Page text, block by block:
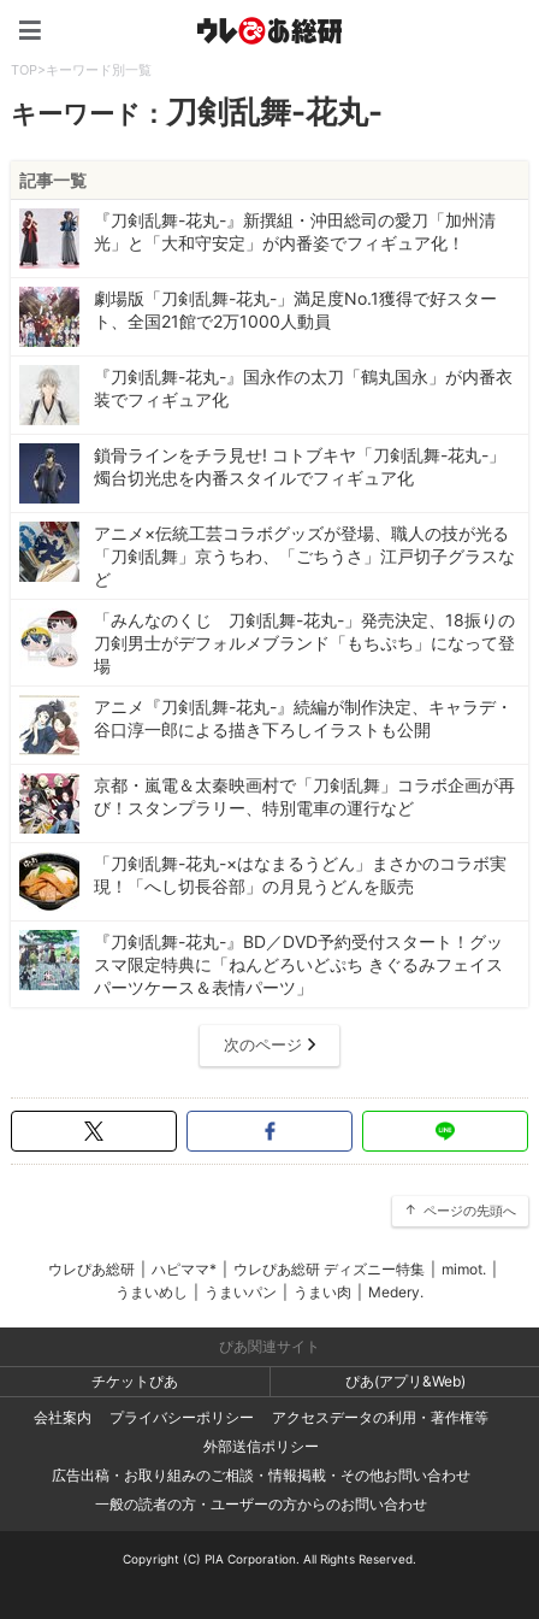
TOP>キーワード別一覧
キーワード： 刀剣乱舞-花丸-
記事一覧
『刀剣乱舞-花丸-』新撰組・沖田総司の愛刀「加州清
光」と「大和守安定」が内番姿でフィギュア化！
劇場版「刀剣乱舞-花丸-」満足度No.1獲得で好スター
ト、全国21館で2万1000人動員
『刀剣乱舞-花丸-』国永作の太刀「鶴丸国永」が内番衣
装でフィギュア化
鎖骨ラインをチラ見せ! コトブキヤ「刀剣乱舞-花丸-」
燭台切光忠を内番スタイルでフィギュア化
アニメ×伝統工芸コラボグッズが登場、職人の技が光る
「刀剣乱舞」京うちわ、「ごちうさ」江戸切子グラスな
ど
「みんなのくじ 刀剣乱舞-花丸-」発売決定、18振りの
刀剣男士がデフォルメブランド「もちぷち」になって登
場
アニメ『刀剣乱舞-花丸-』続編が制作決定、キャラデ・
谷口淳一郎による描き下ろしイラストも公開
京都・嵐電＆太秦映画村で「刀剣乱舞」コラボ企画が再
び！スタンプラリー、特別電車の運行など
「刀剣乱舞-花丸-×はなまるうどん」まさかのコラボ実
現！「へし切長谷部」の月見うどんを販売
『刀剣乱舞-花丸-』BD／DVD予約受付スタート！グッ
スマ限定特典に「ねんどろいどぷち きぐるみフェイス
パーツケース＆表情パーツ」
次のページ
ページの先頭へ
ウレぴあ総研 ハピママ* ウレぴあ総研 ディズニー特集 mimot.
うまいめし
うまいパン うまい肉 Medery.
ぴあ関連サイト
チケットぴあ
ぴあ(アプリ&Web)
会社案内
プライバシーポリシー
アクセスデータの利用・著作権等
外部送信ポリシー
広告出稿・お取り組みのご相談・情報掲載・その他お問い合わせ
一般の読者の方・ユーザーの方からのお問い合わせ
Copyright (C) PIA Corporation. All Rights Reserved.